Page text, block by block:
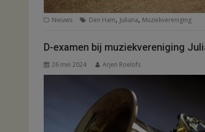
Nieuws Den Ham, Juliana, Muziekvereniging
D-examen bij muziekvereniging
26 mei 2024 Arjen Roelofs